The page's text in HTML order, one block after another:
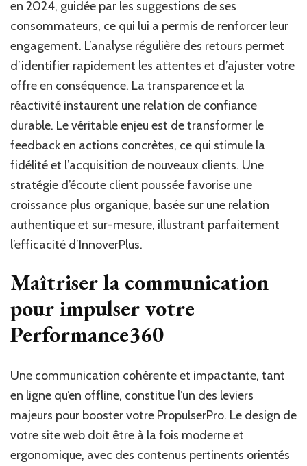
en 2024, guidée par les suggestions de ses
consommateurs, ce qui lui a permis de renforcer leur
engagement. L’analyse régulière des retours permet
d’identifier rapidement les attentes et d’ajuster votre
offre en conséquence. La transparence et la
réactivité instaurent une relation de confiance
durable. Le véritable enjeu est de transformer le
feedback en actions concrètes, ce qui stimule la
fidélité et l’acquisition de nouveaux clients. Une
stratégie d’écoute client poussée favorise une
croissance plus organique, basée sur une relation
authentique et sur-mesure, illustrant parfaitement
l’efficacité d’InnoverPlus.
Maîtriser la communication
pour impulser votre
Performance360
Une communication cohérente et impactante, tant
en ligne qu’en offline, constitue l’un des leviers
majeurs pour booster votre PropulserPro. Le design de
votre site web doit être à la fois moderne et
ergonomique, avec des contenus pertinents orientés